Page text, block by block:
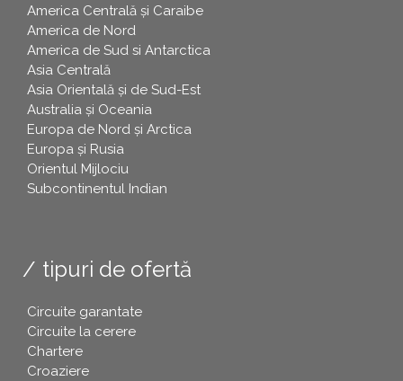
America Centrală și Caraibe
America de Nord
America de Sud si Antarctica
Asia Centrală
Asia Orientală și de Sud-Est
Australia și Oceania
Europa de Nord și Arctica
Europa și Rusia
Orientul Mijlociu
Subcontinentul Indian
tipuri de ofertă
Circuite garantate
Circuite la cerere
Chartere
Croaziere